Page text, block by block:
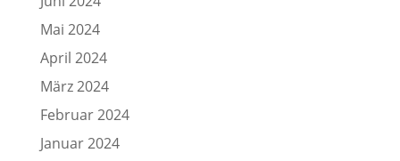
Mai 2024
April 2024
März 2024
Februar 2024
Januar 2024